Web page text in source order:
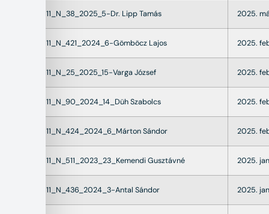
22011_N_38_2025_5-Dr. Lipp Tamás 2025.
22011_N_421_2024_6-Gömböcz Lajos 2025.
22011_N_25_2025_15-Varga József 2025.
22011_N_90_2024_14_Düh Szabolcs 2025.
22011_N_424_2024_6_Márton Sándor 2025.
22011_N_511_2023_23_Kemendi Gusztávné 2025.
22011_N_436_2024_3-Antal Sándor 2025.